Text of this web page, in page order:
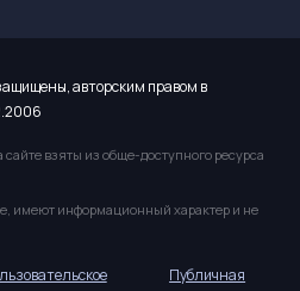
авторским правом в
взяты из обще-доступного ресурса
имеют информационный характер и не
Публичная